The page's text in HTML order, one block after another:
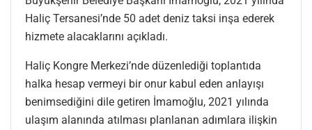
Haliç Tersanesi’nde 50 adet deniz taksi inşa ederek
hizmete alacaklarını açıkladı.
Haliç Kongre Merkezi’nde düzenlediği toplantıda
halka hesap vermeyi bir onur kabul eden anlayışı
benimsediğini dile getiren İmamoğlu, 2021 yılında
ulaşım alanında atılması planlanan adımlara ilişkin